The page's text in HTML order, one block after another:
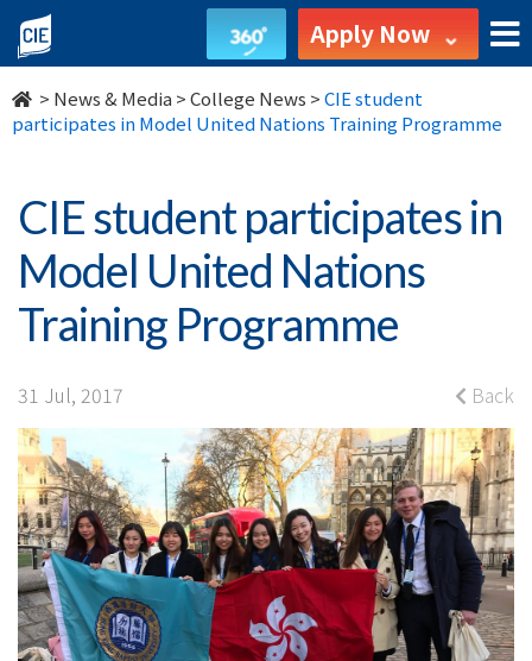
CIE
student
participates
Model
United
Nations
Training
Programme
College
News
Apply Now
> News & Media >College News >CIE student
participates in Model United Nations Training Programme
CIE student participates in
Model United Nations
Training Programme
31 Jul, 2017 Back